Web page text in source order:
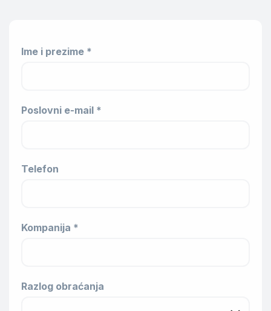
Ime i prezime *
Poslovni e-mail *
Telefon
Kompanija *
Razlog obraćanja